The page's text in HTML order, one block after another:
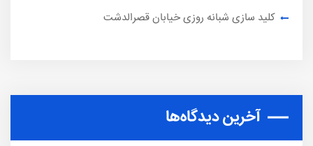
کلید سازی شبانه روزی خیابان قصرالدشت
آخرین دیدگاه‌ها